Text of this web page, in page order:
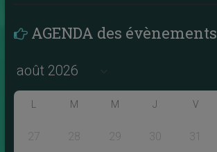
AGENDA des évènements
M M J V
27 28 29 30 31